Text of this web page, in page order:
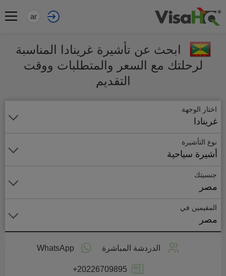
ar
ابحث عن تأشيرة غرينادا المناسبة
لرحلتك مع السعر والمتطلبات ووقت
التقديم
اختار الوجهة
غرينادا
نوع التأشيرة
أشيرة سياحية
جنسيتك
مصر
المقيمين في
مصر
الدردشة المباشرة WhatsApp
+20226709895